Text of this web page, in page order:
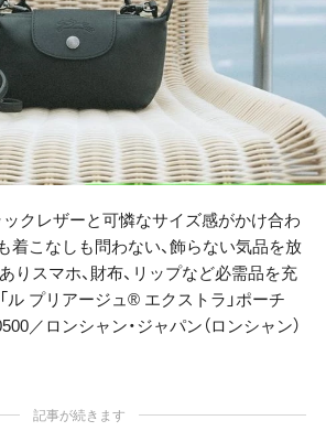
クレザーと可憐なサイズ感がかけ合わ
着こなしも問わない、飾らない気品を放
りスマホ、財布、リップなど必需品を充
ル プリアージュ® エクストラ」ポーチ
／ロンシャン・ジャパン（ロンシャン）
記事が続きます